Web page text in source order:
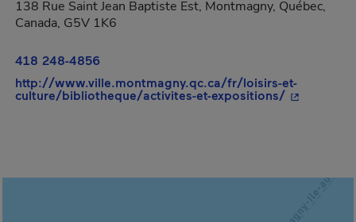
138 Rue Saint Jean Baptiste Est, Montmagny, Québec,
Canada, G5V 1K6
418 248-4856
http://www.ville.montmagny.qc.ca/fr/loisirs-et-
culture/bibliotheque/activites-et-expositions/- Cet